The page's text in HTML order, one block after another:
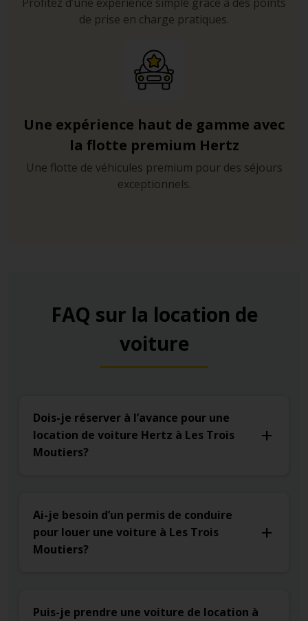
de prise en charge pratiques.
Une expérience haut de gamme avec
la flotte premium Hertz
Une flotte de véhicules premium pour des séjours
exceptionnels.
FAQ sur la location de
voiture
Dois-je réserver à l’avance pour une
location de voiture Hertz à Les Trois
Moutiers?
Ai-je besoin d’un permis de conduire
pour louer une voiture à Les Trois
Moutiers?
Puis-je prendre une voiture de location à